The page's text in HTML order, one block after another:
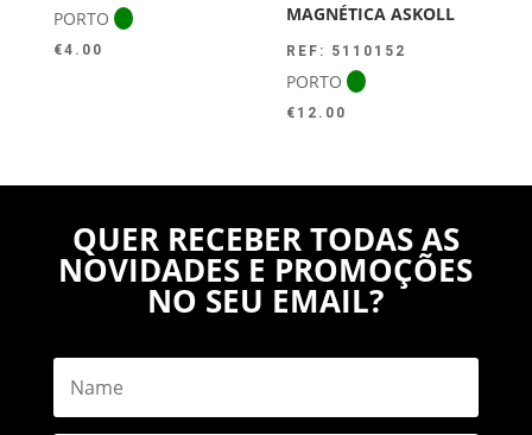
PORTO
€4.00
MAGNÉTICA ASKOLL
REF: 5110152
PORTO
€ 12.00
QUER RECEBER TODAS AS
NOVIDADES E PROMOÇÕES
NO SEU EMAIL?